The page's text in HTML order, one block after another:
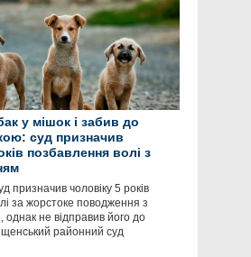
у мішок і забив до
суд призначив
позбавлення волі з
призначив чоловіку 5 років
за жорстоке поводження з
не відправив його до
районний суд